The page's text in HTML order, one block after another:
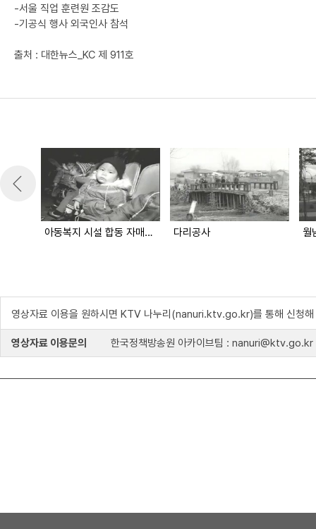
-서울 직업 훈련원 조감도
-기공식 행사 외국인사 참석
출처 : 대한뉴스_KC 제 911호
아동복지 시설 합동 자매결연 다리공사 월
영상자료 이용을 원하시면 KTV 나누리(nanuri.ktv.go.kr)를 통해 신청해
영상자료 이용문의 한국정책방송원 아카이브팀 : nanuri@ktv.go.kr